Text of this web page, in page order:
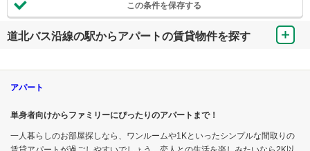
この条件を保存する
道北バス沿線の駅からアパートの賃貸物件を探す
アパート
単身者向けからファミリーにぴったりのアパートまで！
一人暮らしのお部屋探しなら、ワンルームや1Kといったシンプルな間取りの